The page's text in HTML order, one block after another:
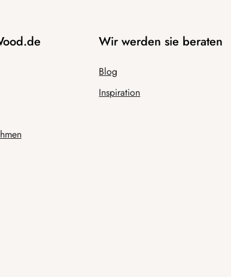
Wir werden sie beraten
Blog
Inspiration